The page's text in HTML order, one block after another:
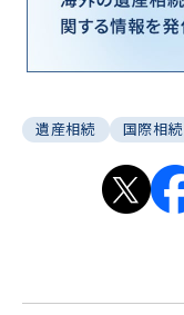
遺産相続 国際相続